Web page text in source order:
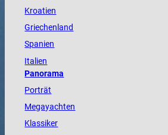
Kroatien
Griechenland
Spanien
Italien
Panorama
Porträt
Megayachten
Klassiker